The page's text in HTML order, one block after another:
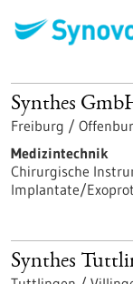
Synthes
Freiburg /
Medizintechnik
Chirurgische
Implantate/
Synthes